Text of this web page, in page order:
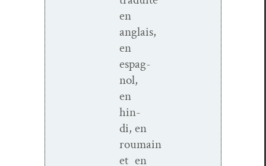
en
anglais,
en
espag­
nol,
en
hin­
di, en
roumain
et en